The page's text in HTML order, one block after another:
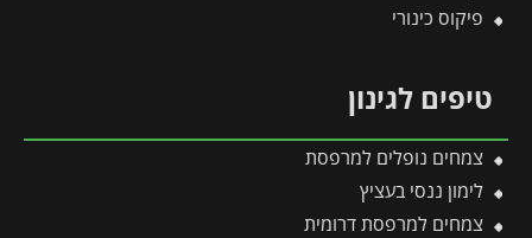
פיקוס כינורי
טיפים לגינון
צמחים נופלים למרפסת
לימון ננסי בעציץ
צמחים למרפסת דרומית